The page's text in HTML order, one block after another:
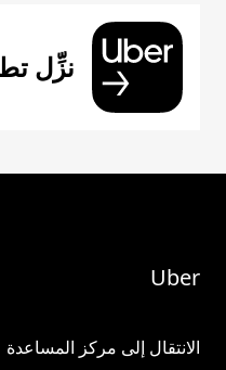
نزِّل
Uber
الانتقال إلى مركز المساعدة